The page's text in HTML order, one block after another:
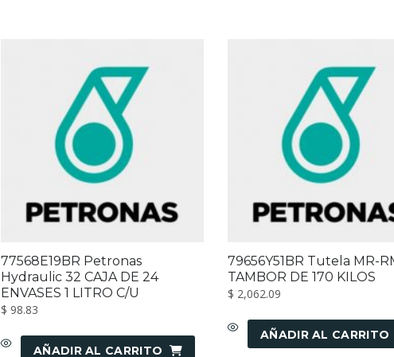
77568E19BR Petronas
Hydraulic 32 CAJA DE 24
ENVASES 1 LITRO C/U
$ 98.83
AÑADIR AL CARRITO
79656Y51BR Tutela MR-
TAMBOR DE 170 KILOS
$ 2,062.09
AÑADIR AL CARRITO